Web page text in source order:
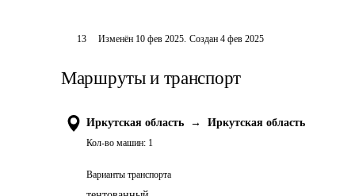
13 Изменён 10 фев 2025. Создан 4 фев 2025
Маршруты и транспорт
Иркутская область → Иркутская область
Кол-во машин: 1
Варианты транспорта